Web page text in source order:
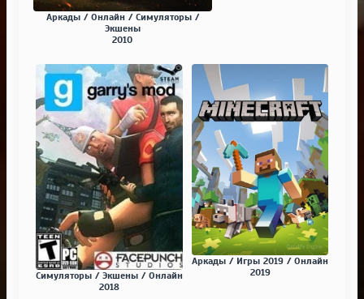
Аркады / Онлайн / Симуляторы /
Экшены
2010
Симуляторы / Экшены / Онлайн
2018
Аркады / Игры 2019 / Онлайн
2019